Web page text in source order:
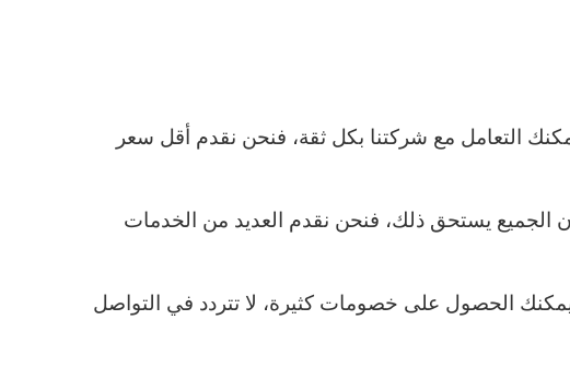
التعامل مع شركتنا بكل ثقة، فنحن نقدم أقل سعر
الجميع يستحق ذلك، فنحن نقدم العديد من الخدمات
الحصول على خصومات كثيرة، لا تتردد في التواصل